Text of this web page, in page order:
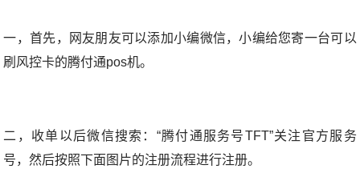
一，首先，网友朋友可以添加小编微信，小编给您寄一台可以
刷风控卡的腾付通pos机。
二，收单以后微信搜索：“腾付通服务号TFT”关注官方服务
号，然后按照下面图片的注册流程进行注册。